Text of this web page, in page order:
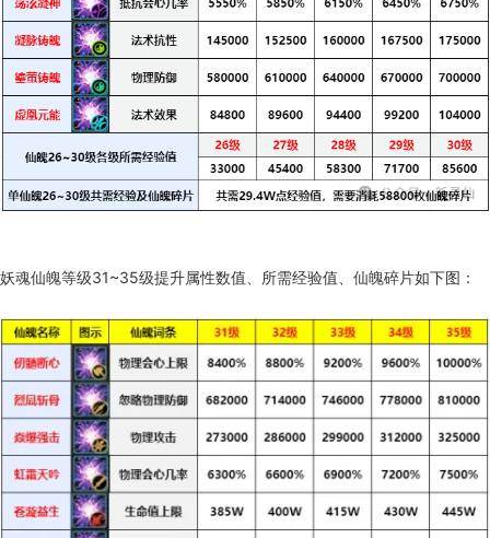
妖魂仙魄等级31~35级提升属性数值、所需经验值、仙魄碎片如下图：